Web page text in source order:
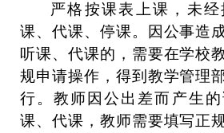
严格按课表上课，未
课、代课、停课。
因公事造
听课、代课的，需要在学校
规申请操作，得到教学管理
行。教师因公出差而产生
课、代课，教师需要填写正